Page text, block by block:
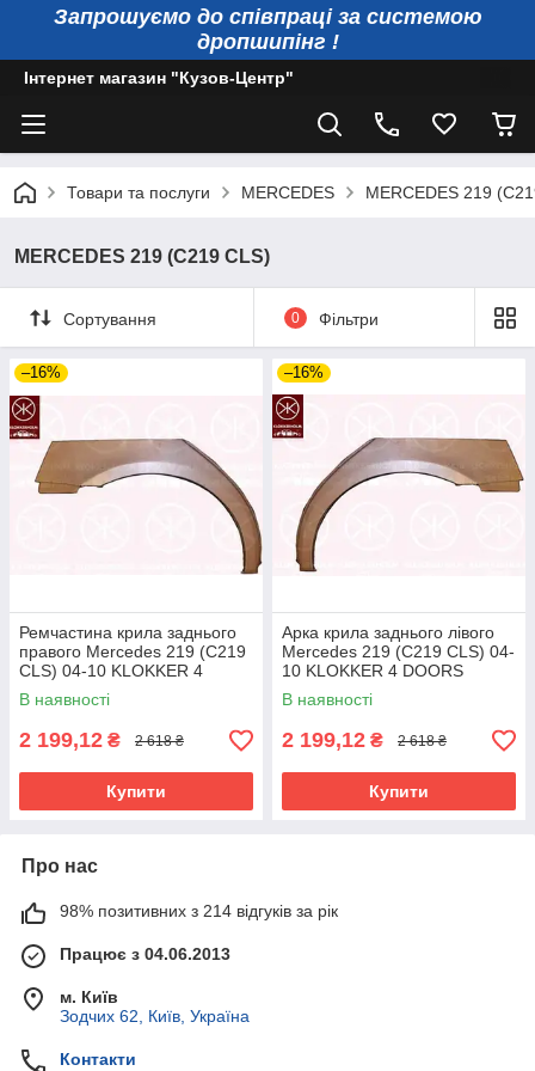
Запрошуємо до співпраці за системою
дропшипінг !
Інтернет магазин "Кузов-Центр"
Товари та послуги MERCEDES MERCEDES 219
MERCEDES 219 (C219 CLS)
Сортування 0 Фільтри
–16%
Ремчастина крила заднього
правого Mercedes 219 (C219
CLS) 04-10 KLOKKER 4
DOORS
В наявності
2 199,12 ₴ 2 618 ₴
Купити
–16%
Арка крила заднього лівого
Mercedes 219 (C219 CLS) 04-
10 KLOKKER 4 DOORS
В наявності
2 199,12 ₴ 2 618 ₴
Купити
Про нас
98% позитивних з 214 відгуків за рік
Працює з 04.06.2013
м. Київ
Зодчих 62, Київ, Україна
Контакти